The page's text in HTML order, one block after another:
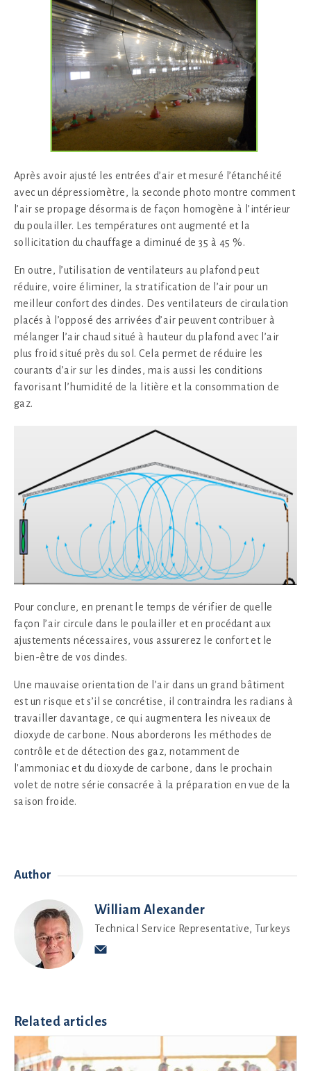
Après avoir ajusté les entrées d’air et mesuré l’étanchéité
avec un dépressiomètre, la seconde photo montre comment
l’air se propage désormais de façon homogène à l’intérieur
du poulailler. Les températures ont augmenté et la
sollicitation du chauffage a diminué de 35 à 45 %.
En outre, l’utilisation de ventilateurs au plafond peut
réduire, voire éliminer, la stratification de l’air pour un
meilleur confort des dindes. Des ventilateurs de circulation
placés à l’opposé des arrivées d’air peuvent contribuer à
mélanger l’air chaud situé à hauteur du plafond avec l’air
plus froid situé près du sol. Cela permet de réduire les
courants d’air sur les dindes, mais aussi les conditions
favorisant l’humidité de la litière et la consommation de
gaz.
Pour conclure, en prenant le temps de vérifier de quelle
façon l’air circule dans le poulailler et en procédant aux
ajustements nécessaires, vous assurerez le confort et le
bien-être de vos dindes.
Une mauvaise orientation de l’air dans un grand bâtiment
est un risque et s’il se concrétise, il contraindra les radians à
travailler davantage, ce qui augmentera les niveaux de
dioxyde de carbone. Nous aborderons les méthodes de
contrôle et de détection des gaz, notamment de
l'ammoniac et du dioxyde de carbone, dans le prochain
volet de notre série consacrée à la préparation en vue de la
saison froide.
Author
William Alexander
Technical Service Representative, Turkeys
Related articles